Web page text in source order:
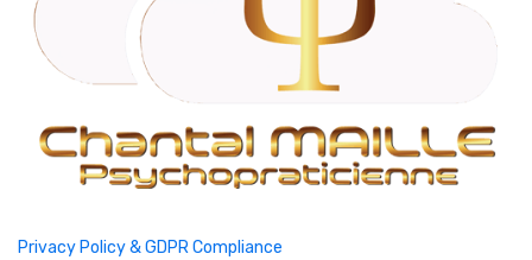
Privacy Policy & GDPR Compliance